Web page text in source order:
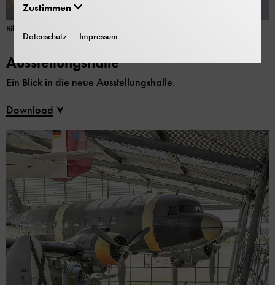
Bild: Deutsches Museum
Ausstellungshalle
Ein Blick in die neue Ausstellungshalle.
Download
Zustimmen
Datenschutz Impressum